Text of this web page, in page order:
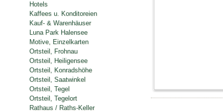
Hotels
Kaffees u. Konditoreien
Kauf- & Warenhäuser
Luna Park Halensee
Motive, Einzelkarten
Ortsteil, Frohnau
Ortsteil, Heiligensee
Ortsteil, Konradshöhe
Ortsteil, Saatwinkel
Ortsteil, Tegel
Ortsteil, Tegelort
Rathaus / Raths-Keller